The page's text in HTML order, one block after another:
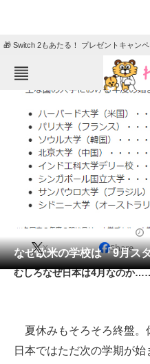
🎁 Switch 2もあたる！ プレゼントキャンペ
ねとらぼメニュー
エンタメ
グルメ
住まい
会員記事
ITの今と未来を見通す
なぜ欧米の学校は「9月ス
X Share
むしろなぜ日本は4月なのか
夏休みもそろそろ終盤。
日本ではただ次の学期が